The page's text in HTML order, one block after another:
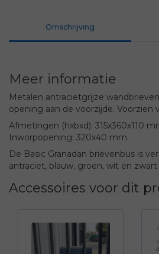
Omschrijving
Meer informatie
Metalen antracietgrijze
opening aan de voorzijde. Voorzien
Afmetingen (hxbxd): 315x360x110
Inworpopening: 320x40 mm.
De Basic Granadan brievenbus is
antraciet, blauw, groen, wit en zwart.
Accessoires voor dit